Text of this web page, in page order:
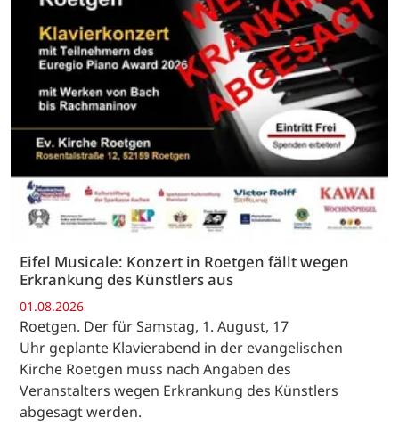
Eifel Musicale: Konzert in Roetgen fällt wegen
Erkrankung des Künstlers aus
01.08.2026
Roetgen. Der für Samstag, 1. August, 17
Uhr geplante Klavierabend in der evangelischen
Kirche Roetgen muss nach Angaben des
Veranstalters wegen Erkrankung des Künstlers
abgesagt werden.